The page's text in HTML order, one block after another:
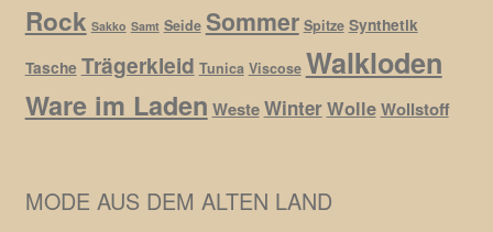
Rock Sakko Samt Seide Sommer Spitze Synthetik
Tasche Trägerkleid Tunica Viscose Walkloden
Ware im Laden WesteWinterWolleWollstoff
MODE AUS DEM ALTEN LAND